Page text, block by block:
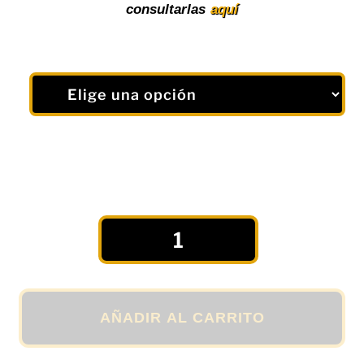
consultarlas aquí
Limitada"
color
AÑADIR AL CARRITO